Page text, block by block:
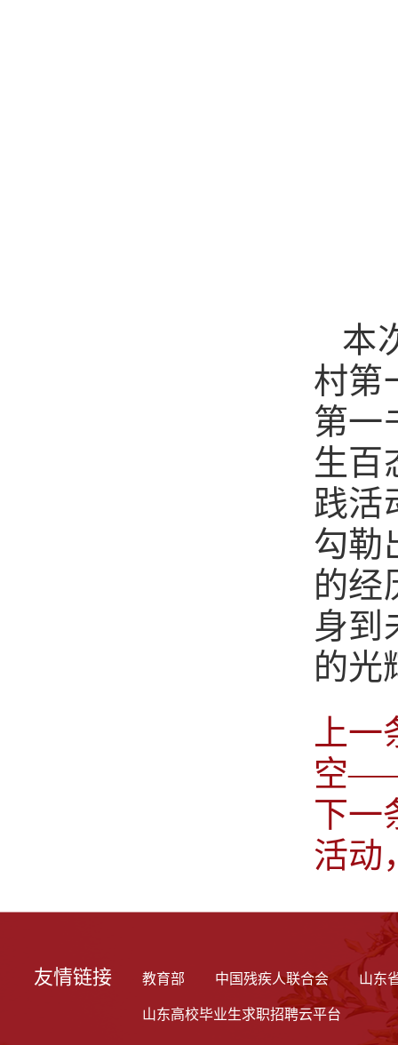
本
村第
第一
生百
践活
勾勒
的经
身到
的光
上
空
下一
活动
友情链接 教育部 中国残疾人联合会 山东
山东高校毕业生求职招聘云平台